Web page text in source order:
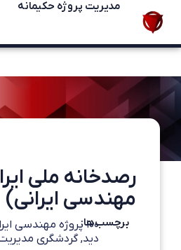
مدیریت پروژه حکیمانه
رصدخانه ملی
مهندسی ایرانی)
برچسب‌ها:۱۰۰ پروژه مهندسی
دید,گردشگری